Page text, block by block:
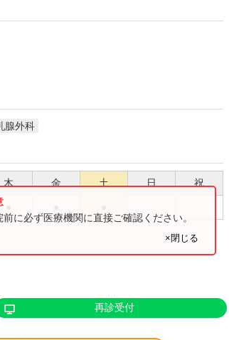
腺外科
木 金 土 日 祝
に必ず医療機関に直接ご確認ください。
×閉じる
再診受付